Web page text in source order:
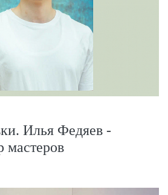
Илья Федяев -
мастеров